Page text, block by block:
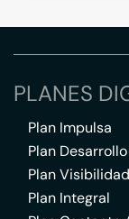
PLANES
Plan Impulsa
Plan Desarrollo
Plan Visibilidad
Plan Integral